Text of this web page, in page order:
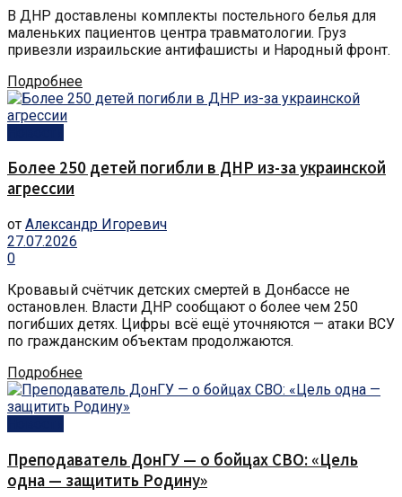
В ДНР доставлены комплекты постельного белья для
маленьких пациентов центра травматологии. Груз
привезли израильские антифашисты и Народный фронт.
Подробнее
Более 250 детей погибли в ДНР из-за украинской
агрессии
от Александр Игоревич
27.07.2026
0
Кровавый счётчик детских смертей в Донбассе не
остановлен. Власти ДНР сообщают о более чем 250
погибших детях. Цифры всё ещё уточняются — атаки ВСУ
по гражданским объектам продолжаются.
Подробнее
Преподаватель ДонГУ — о бойцах СВО: «Цель
одна — защитить Родину»